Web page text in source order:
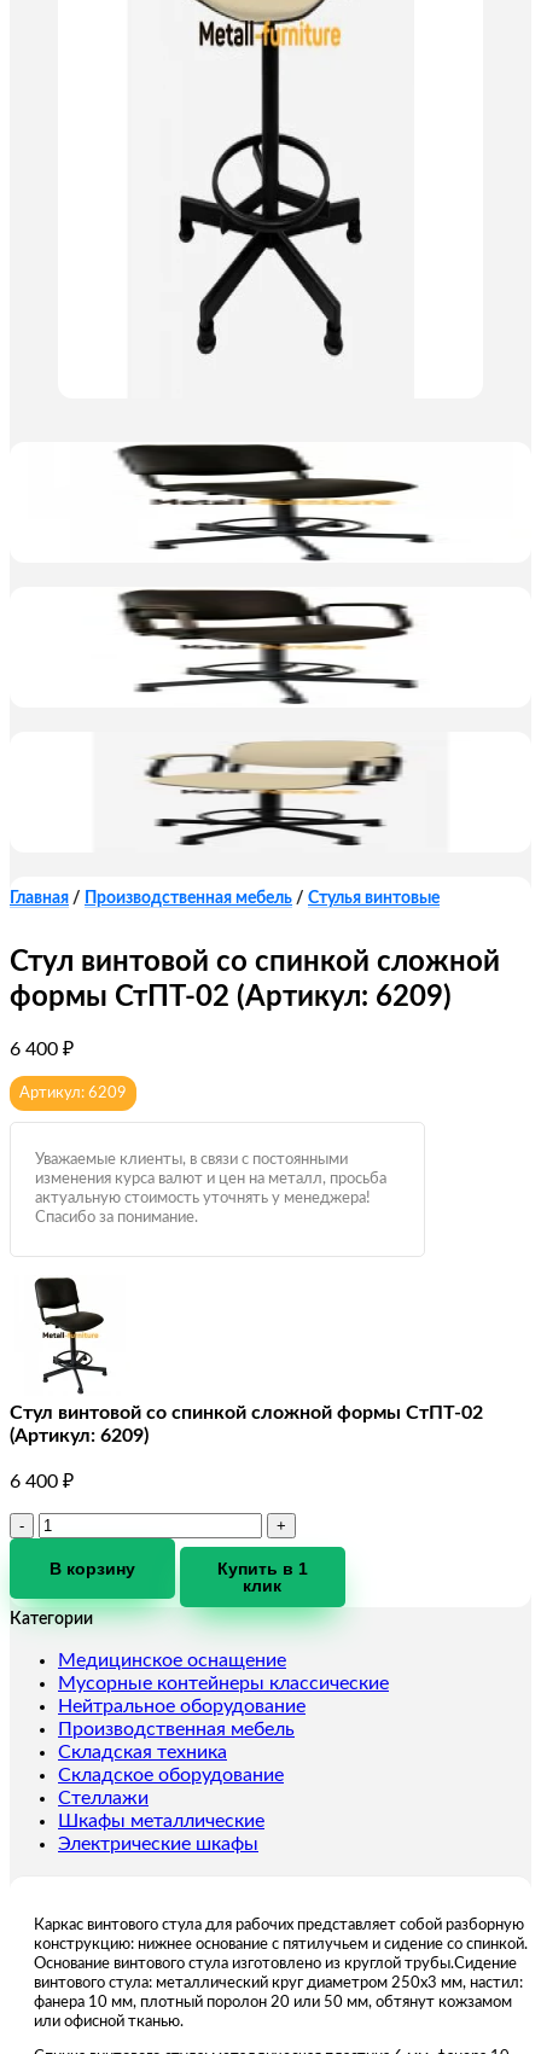
Главная / Производственная мебель / Стулья винтовые
Стул винтовой со спинкой сложной
формы СтПТ-02 (Артикул: 6209)
6 400 ₽
Артикул: 6209
Уважаемые клиенты, в связи с постоянными
изменения курса валют и цен на металл, просьба
актуальную стоимость уточнять у менеджера!
Спасибо за понимание.
Стул винтовой со спинкой сложной формы СтПТ-02
(Артикул: 6209)
6 400 ₽
Количество
Стул
со
сложной
формы
СтПТ-02
(Артикул:
6209)
В корзину
Купить в 1
клик
Категории
Медицинское оснащение
Мусорные контейнеры классические
Нейтральное оборудование
Производственная мебель
Складская техника
Складское оборудование
Стеллажи
Шкафы металлические
Электрические шкафы
Каркас винтового стула для рабочих представляет собой разборную
конструкцию: нижнее основание с пятилучьем и сидение со спинкой.
Основание винтового стула изготовлено из круглой трубы.Сидение
винтового стула: металлический круг диаметром 250х3 мм, настил:
фанера 10 мм, плотный поролон 20 или 50 мм, обтянут кожзамом
или офисной тканью.